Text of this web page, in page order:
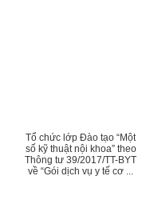
Tổ chức lớp Đào tạo “Một
số kỹ thuật nội khoa” theo
Thông tư 39/2017/TT-BYT
về “Gói dịch vụ y tế cơ ...